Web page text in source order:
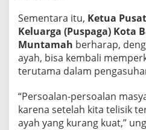
Sementara itu, Ketua
Keluarga (Puspaga) Kota
Muntamah berharap,
ayah, bisa kembali
terutama dalam
“Persoalan-persoalan
karena setelah kita telisik
ayah yang kurang kuat,”